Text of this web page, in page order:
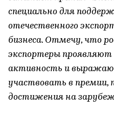
специально для
отечественного
бизнеса. Отмечу, что
экспортеры проявляют
активность и
участвовать в премии,
достижения на